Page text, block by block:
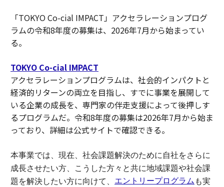
「TOKYO Co-cial IMPACT」アクセラレーションプログ
ラムの令和8年度の募集は、2026年7月から始まってい
る。
TOKYO Co-cial IMPACT
アクセラレーションプログラムは、社会的インパクトと
経済的リターンの両立を目指し、すでに事業を展開して
いる企業の成長を、専門家の伴走支援によって後押しす
るプログラムだ。令和8年度の募集は2026年7月から始ま
っており、詳細は公式サイトで確認できる。
本事業では、現在、社会課題解決のために自社をさらに
成長させたい方、こうした方々と共に地域課題や社会課
題を解決したい方に向けて、 エントリープログラム も実